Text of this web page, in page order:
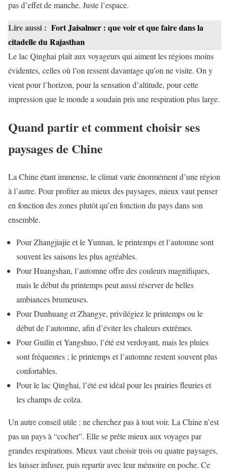
pas d’effet de manche. Juste l’espace.
Lire aussi : Fort Jaisalmer : que voir et que faire dans la
citadelle du Rajasthan
Le lac Qinghai plaît aux voyageurs qui aiment les régions moins
évidentes, celles où l’on ressent davantage qu’on ne visite. On y
vient pour l’horizon, pour la sensation d’altitude, pour cette
impression que le monde a soudain pris une respiration plus large.
Quand partir et comment choisir ses
paysages de Chine
La Chine étant immense, le climat varie énormément d’une région
à l’autre. Pour profiter au mieux des paysages, mieux vaut penser
en fonction des zones plutôt qu’en fonction du pays dans son
ensemble.
Pour Zhangjiajie et le Yunnan, le printemps et l’automne sont
souvent les saisons les plus agréables.
Pour Huangshan, l’automne offre des couleurs magnifiques,
mais le début du printemps peut aussi réserver de belles
ambiances brumeuses.
Pour Dunhuang et Zhangye, privilégiez le printemps ou le
début de l’automne, afin d’éviter les chaleurs extrêmes.
Pour Guilin et Yangshuo, l’été est verdoyant, mais les pluies
sont fréquentes ; le printemps et l’automne restent souvent plus
confortables.
Pour le lac Qinghai, l’été est idéal pour les prairies fleuries et
les champs de colza.
Un autre conseil utile : ne cherchez pas à tout voir. La Chine n’est
pas un pays à “cocher”. Elle se prête mieux aux voyages par
grandes respirations. Mieux vaut choisir trois ou quatre paysages,
les laisser infuser, puis repartir avec leur mémoire en poche. Ce